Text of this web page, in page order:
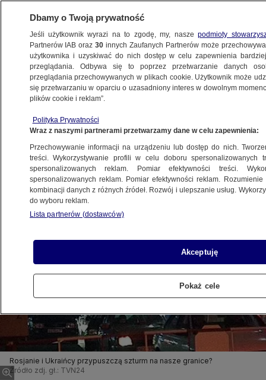
BIZNES
NAJNOWSZE
obcokrajowców
19.07.2007, 07:17
Udostępnij
Rosjanie i Ukraińcy przypuszczą szturm na nasze granice?
Źródło zdj. gł.: TVN24
Dbamy o Twoją prywatność
Jeśli użytkownik wyrazi na to zgodę, my, naszepodmioty
Partnerów IAB oraz30 innych Zaufanych Partnerów może
użytkownika i uzyskiwać do nich dostęp w celu zapewnienia
przeglądania. Odbywa się to poprzez przetwarzanie danych
przeglądania przechowywanych w plikach cookie. Użytkownik może
się przetwarzaniu w oparciu o uzasadniony interes w dowolnym
plików cookie i reklam”.
Polityka Prywatności
Wraz z naszymi partnerami przetwarzamy dane w celu zapewnienia:
Przechowywanie informacji na urządzeniu lub dostęp do nich.
treści. Wykorzystywanie profili w celu doboru spersonalizowanych
spersonalizowanych reklam. Pomiar efektywności treści.
spersonalizowanych reklam. Pomiar efektywności reklam.
kombinacji danych z różnych źródeł. Rozwój i ulepszanie usług.
do wyboru reklam.
Lista partnerów (dostawców)
Akceptuję
Pokaż cele